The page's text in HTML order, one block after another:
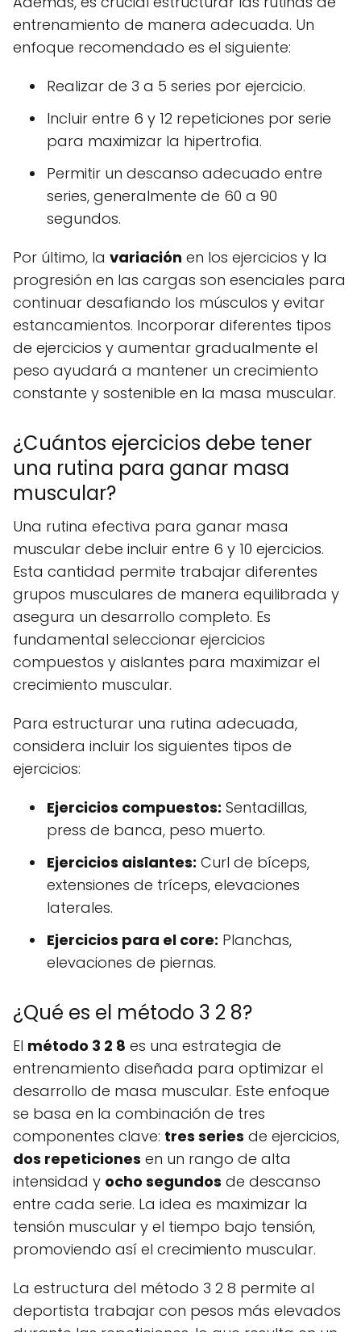
entrenamiento de manera adecuada. Un
enfoque recomendado es el siguiente:
Realizar de 3 a 5 series por ejercicio.
Incluir entre 6 y 12 repeticiones por serie
para maximizar la hipertrofia.
Permitir un descanso adecuado entre
series, generalmente de 60 a 90
segundos.
Por último, la variación en los ejercicios y la
progresión en las cargas son esenciales para
continuar desafiando los músculos y evitar
estancamientos. Incorporar diferentes tipos
de ejercicios y aumentar gradualmente el
peso ayudará a mantener un crecimiento
constante y sostenible en la masa muscular.
¿Cuántos ejercicios debe tener
una rutina para ganar masa
muscular?
Una rutina efectiva para ganar masa
muscular debe incluir entre 6 y 10 ejercicios.
Esta cantidad permite trabajar diferentes
grupos musculares de manera equilibrada y
asegura un desarrollo completo. Es
fundamental seleccionar ejercicios
compuestos y aislantes para maximizar el
crecimiento muscular.
Para estructurar una rutina adecuada,
considera incluir los siguientes tipos de
ejercicios:
Ejercicios compuestos: Sentadillas,
press de banca, peso muerto.
Ejercicios aislantes: Curl de bíceps,
extensiones de tríceps, elevaciones
laterales.
Ejercicios para el core: Planchas,
elevaciones de piernas.
¿Qué es el método 3 2 8?
El método 3 2 8 es una estrategia de
entrenamiento diseñada para optimizar el
desarrollo de masa muscular. Este enfoque
se basa en la combinación de tres
componentes clave: tres series de ejercicios,
dos repeticiones en un rango de alta
intensidad y ocho segundos de descanso
entre cada serie. La idea es maximizar la
tensión muscular y el tiempo bajo tensión,
promoviendo así el crecimiento muscular.
La estructura del método 3 2 8 permite al
deportista trabajar con pesos más elevados